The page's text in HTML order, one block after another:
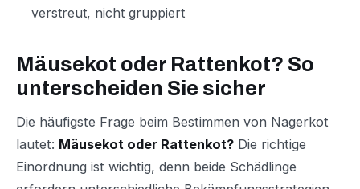
verstreut, nicht gruppiert
Mäusekot oder Rattenkot? So
unterscheiden Sie sicher
Die häufigste Frage beim Bestimmen von Nagerkot
lautet: Mäusekot oder Rattenkot? Die richtige
Einordnung ist wichtig, denn beide Schädlinge